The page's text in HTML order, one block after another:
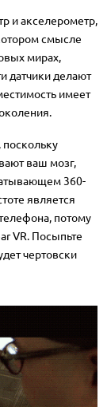
и акселерометр,
смысле
мирах,
датчики делают
имеет
поскольку
ваш мозг,
360-
является
потому
VR. Посыпьте
чертовски